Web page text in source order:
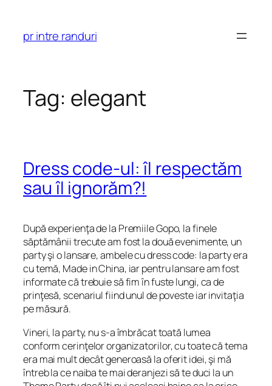
content
pr intre randuri
Tag: elegant
Dress code-ul: îl respectăm
sau îl ignorăm?!
După experienţa de la Premiile Gopo, la finele
săptămânii trecute am fost la două evenimente, un
party şi o lansare, ambele cu dress code: la party era
cu temă, Made in China, iar pentru lansare am fost
informate că trebuie să fim în fuste lungi, ca de
prinţesă, scenariul fiind unul de poveste iar invitaţia
pe măsură.
Vineri, la party, nu s-a îmbrăcat toată lumea
conform cerinţelor organizatorilor, cu toate că tema
era mai mult decât generoasă la oferit idei, şi mă
întreb la ce naiba te mai deranjezi să te duci la un